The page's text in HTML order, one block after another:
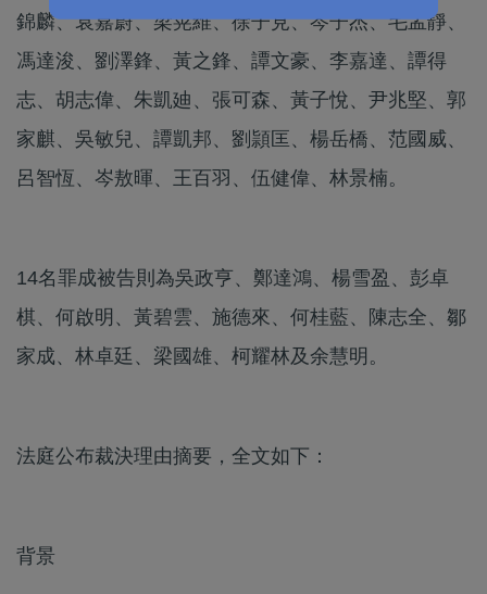
錦麟、袁嘉蔚、梁晃維、徐子見、岑子杰、毛孟靜、
馮達浚、劉澤鋒、黃之鋒、譚文豪、李嘉達、譚得
志、胡志偉、朱凱廸、張可森、黃子悅、尹兆堅、郭
家麒、吳敏兒、譚凱邦、劉頴匡、楊岳橋、范國威、
呂智恆、岑敖暉、王百羽、伍健偉、林景楠。
14名罪成被告則為吳政亨、鄭達鴻、楊雪盈、彭卓
棋、何啟明、黃碧雲、施德來、何桂藍、陳志全、鄒
家成、林卓廷、梁國雄、柯耀林及余慧明。
法庭公布裁決理由摘要，全文如下：
背景